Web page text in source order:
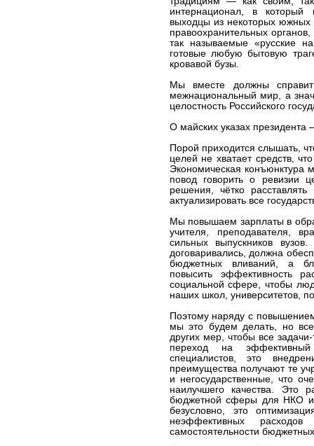
интернационал, в который
выходцы из некоторых южных
правоохранительных
так называемые «русские
готовые любую бытовую
кровавой бузы.
Мы вместе должны
межнациональный мир, а
целостность Российского
О майских указах президента
Порой приходится слышать,
целей не хватает средств,
Экономическая конъюнктура
повод говорить о ревизии
решения, чётко
актуализировать все
Мы повышаем зарплаты в
учителя, преподавателя,
сильных выпускников
договаривались, должна
бюджетных вливаний, а
повысить эффективность
социальной сфере, чтобы
наших школ, университетов,
Поэтому наряду с
мы это будем делать, но
других мер, чтобы все
переход на
специалистов, это
преимущества получают те
и негосударственные, что
наилучшего качества. Это
бюджетной сферы для НКО и
безусловно, это
неэффективных
самостоятельности